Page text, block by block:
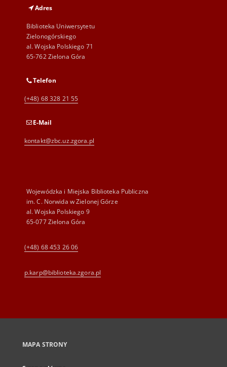
Adres
Biblioteka Uniwersytetu
Zielonogórskiego
al. Wojska Polskiego 71
65-762 Zielona Góra
Telefon
(+48) 68 328 21 55
E-Mail
kontakt@zbc.uz.zgora.pl
Wojewódzka i Miejska Biblioteka Publiczna
im. C. Norwida w Zielonej Górze
al. Wojska Polskiego 9
65-077 Zielona Góra
(+48) 68 453 26 06
p.karp@biblioteka.zgora.pl
MAPA STRONY